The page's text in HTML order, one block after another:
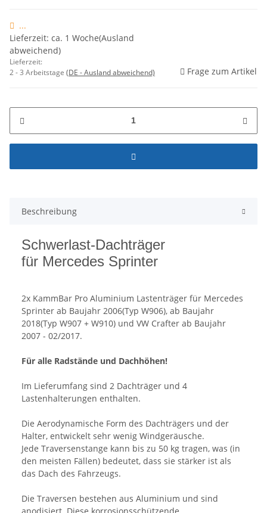
...
Lieferzeit: ca. 1 Woche(Ausland
abweichend)
Lieferzeit:
2 - 3 Arbeitstage (DE - Ausland abweichend) Frage zum Artikel
Beschreibung
Schwerlast-Dachträger
für Mercedes Sprinter
2x KammBar Pro Aluminium Lastenträger für Mercedes
Sprinter ab Baujahr 2006(Typ W906), ab Baujahr
2018(Typ W907 + W910) und VW Crafter ab Baujahr
2007 - 02/2017.
Für alle Radstände und Dachhöhen!
Im Lieferumfang sind 2 Dachträger und 4
Lastenhalterungen enthalten.
Die Aerodynamische Form des Dachträgers und der
Halter, entwickelt sehr wenig Windgeräusche.
Jede Traversenstange kann bis zu 50 kg tragen, was (in
den meisten Fällen) bedeutet, dass sie stärker ist als
das Dach des Fahrzeugs.
Die Traversen bestehen aus Aluminium und sind